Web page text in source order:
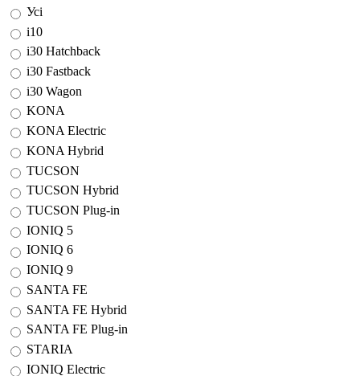
Усі
i10
i30 Hatchback
i30 Fastback
i30 Wagon
KONA
KONA Electric
KONA Hybrid
TUCSON
TUCSON Hybrid
TUCSON Plug-in
IONIQ 5
IONIQ 6
IONIQ 9
SANTA FE
SANTA FE Hybrid
SANTA FE Plug-in
STARIA
IONIQ Electric